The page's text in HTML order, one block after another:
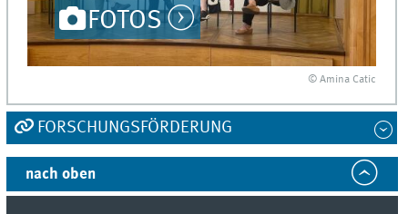
FOTOS
© Amina Catic
FORSCHUNGSFÖRDERUNG
nach oben